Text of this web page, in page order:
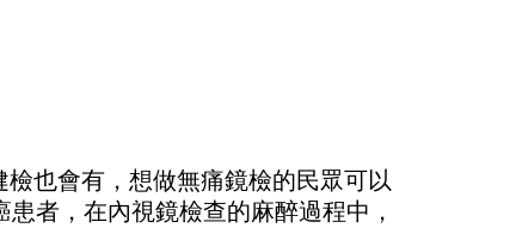
也會有，想做無痛鏡檢的民眾可以
者，在內視鏡檢查的麻醉過程中，